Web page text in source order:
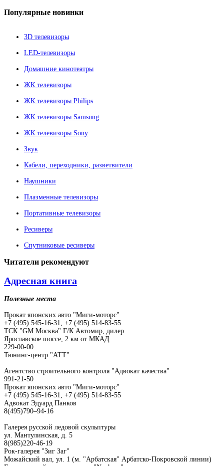
Популярные новинки
3D телевизоры
LED-телевизоры
Домашние кинотеатры
ЖК телевизоры
ЖК телевизоры Philips
ЖК телевизоры Samsung
ЖК телевизоры Sony
Звук
Кабели, переходники, разветвители
Наушники
Плазменные телевизоры
Портативные телевизоры
Ресиверы
Спутниковые ресиверы
Читатели рекомендуют
Адресная книга
Полезные места
Прокат японских авто "Миги-моторс"
+7 (495) 545-16-31, +7 (495) 514-83-55
ТСК "GM Москва" Г/К Автомир, дилер
Ярославское шоссе, 2 км от МКАД
229-00-00
Тюнинг-центр "АТТ"
Агентство строительного контроля "Адвокат качества"
991-21-50
Прокат японских авто "Миги-моторс"
+7 (495) 545-16-31, +7 (495) 514-83-55
Адвокат Эдуард Панков
8(495)790–94-16
Галерея русской ледовой скульптуры
ул. Мантулинская, д. 5
8(985)220-46-19
Рок-галерея "Зиг Заг"
Можайский вал, ул. 1 (м. "Арбатская" Арбатско-Покровской линии)